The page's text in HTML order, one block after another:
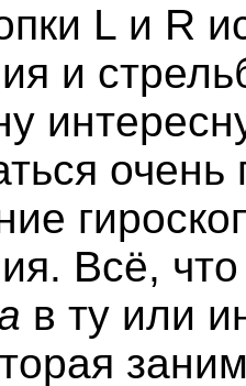
L и R
и
Всё,
в ту или